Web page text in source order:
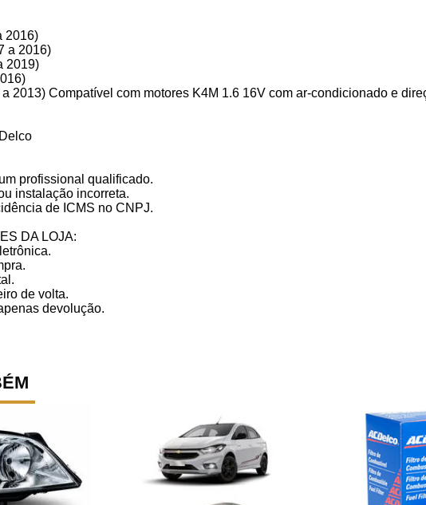
2016)
a 2016)
2019)
2013) Compatível com motores K4M 1.6 16V com ar-condicionado e
profissional qualificado.
instalação incorreta.
de ICMS no CNPJ.
DA LOJA:
de volta.
devolução.